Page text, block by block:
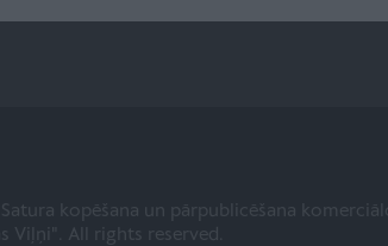
kopēšana un pārpublicēšana
Viļņi". All rights reserved.